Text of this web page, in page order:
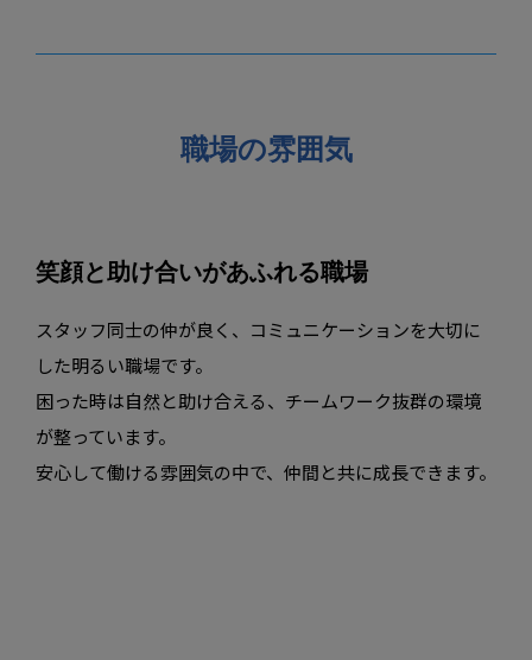
職場の雰囲気
笑顔と助け合いがあふれる職場
スタッフ同士の仲が良く、コミュニケーションを大切に
した明るい職場です。
困った時は自然と助け合える、チームワーク抜群の環境
が整っています。
安心して働ける雰囲気の中で、仲間と共に成長できます。